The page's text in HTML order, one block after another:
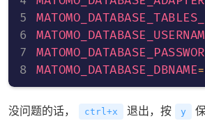
MATOMO_DATABASE_DBNAME=
没问题的话， ctrl+x 退出，按 y